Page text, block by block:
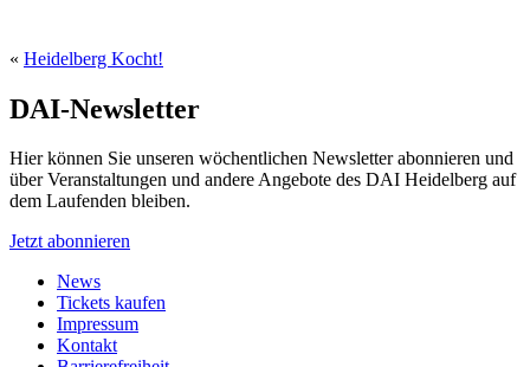
« Heidelberg Kocht!
DAI-Newsletter
Hier können Sie unseren wöchentlichen Newsletter abonnieren und
über Veranstaltungen und andere Angebote des DAI Heidelberg auf
dem Laufenden bleiben.
Jetzt abonnieren
News
Tickets kaufen
Impressum
Kontakt